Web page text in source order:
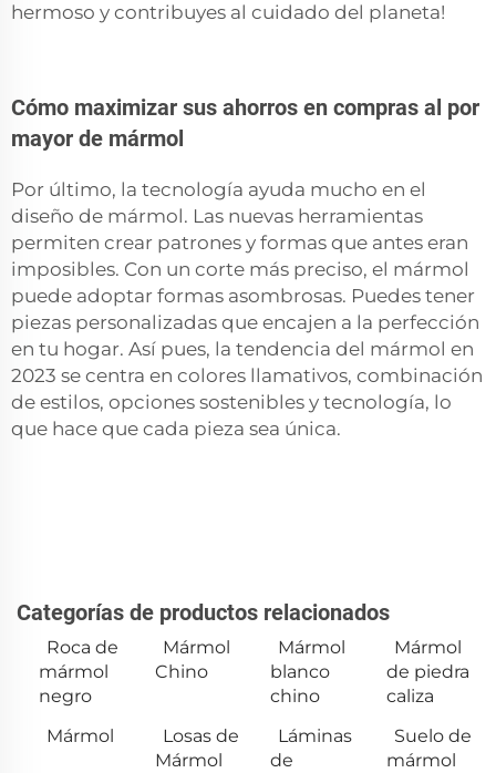
hermoso y contribuyes al cuidado del planeta!
Cómo maximizar sus ahorros en compras al por
mayor de mármol
Por último, la tecnología ayuda mucho en el
diseño de mármol. Las nuevas herramientas
permiten crear patrones y formas que antes eran
imposibles. Con un corte más preciso, el mármol
puede adoptar formas asombrosas. Puedes tener
piezas personalizadas que encajen a la perfección
en tu hogar. Así pues, la tendencia del mármol en
2023 se centra en colores llamativos, combinación
de estilos, opciones sostenibles y tecnología, lo
que hace que cada pieza sea única.
Categorías de productos relacionados
Roca de
mármol
negro
Mármol
Chino
Mármol
blanco
chino
Mármol
de piedra
caliza
Mármol
Losas de
Mármol
Láminas
de
Suelo de
mármol